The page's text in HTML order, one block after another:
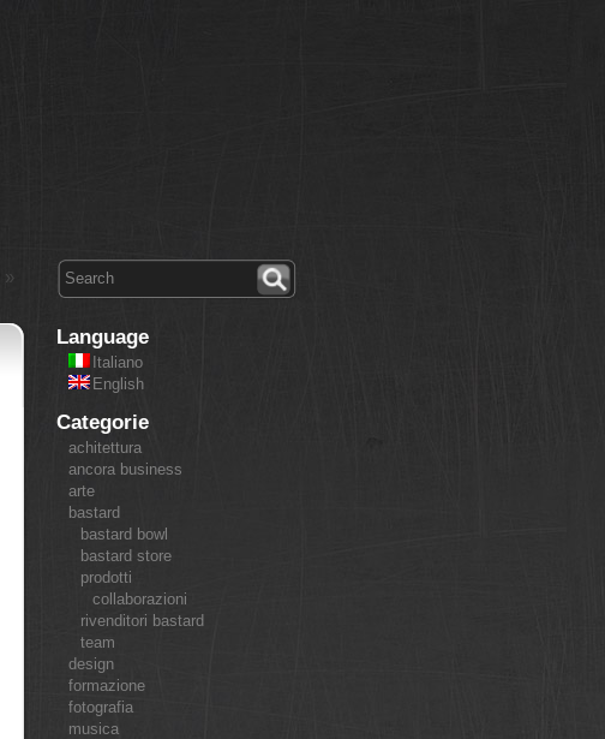
»
Language
Italiano
English
Categorie
achitettura
ancora business
arte
bastard
bastard bowl
bastard store
prodotti
collaborazioni
rivenditori bastard
team
design
formazione
fotografia
musica